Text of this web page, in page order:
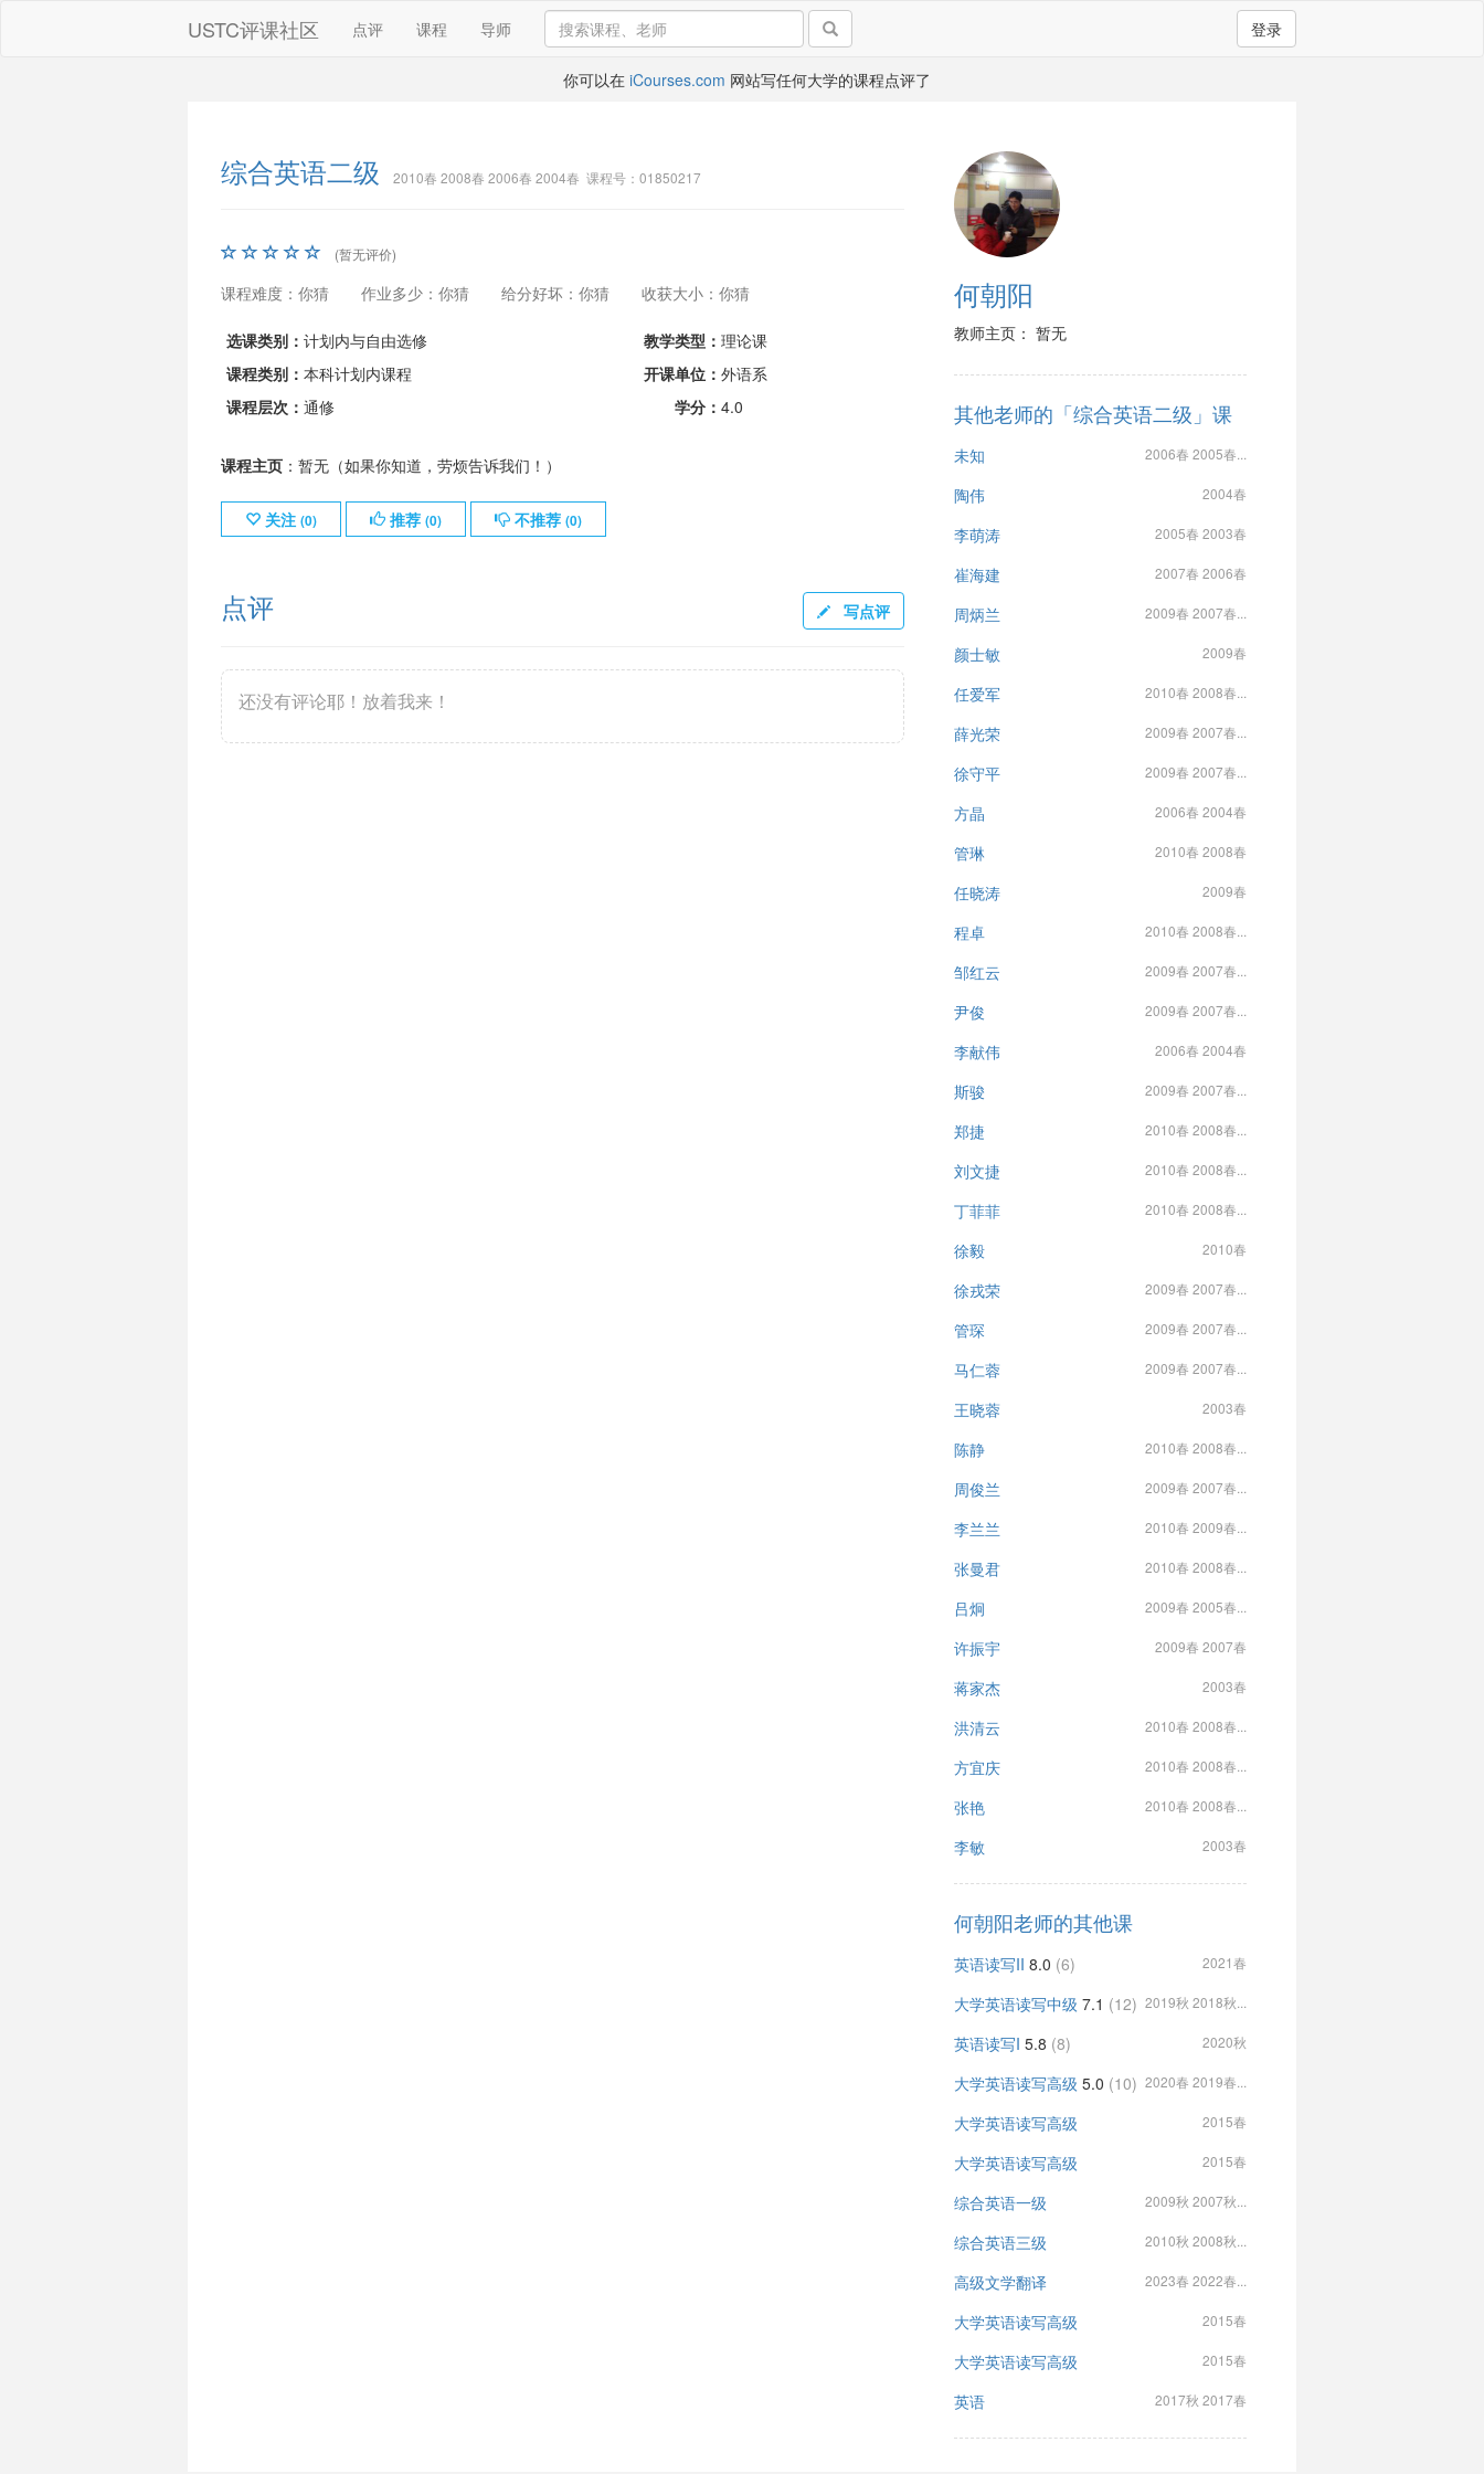
USTC评课社区 点评 课程 导师 登录
你可以在 iCourses.com 网站写任何大学的课程点评了
综合英语二级 2010春 2008春 2006春 2004春 课程号：01850217
(暂无评价)
课程难度：你猜 作业多少：你猜 给分好坏：你猜 收获大小：你猜
选课类别： 计划内与自由选修 教学类型： 理论课
课程类别： 本科计划内课程 开课单位： 外语系
课程层次： 通修 学分： 4.0
课程主页：暂无（如果你知道，劳烦告诉我们！）
关注 (0) 推荐 (0) 不推荐 (0)
点评 写点评
还没有评论耶！放着我来！
何朝阳
教师主页： 暂无
其他老师的「综合英语二级」课
未知 2006春 2005春...
陶伟 2004春
李萌涛 2005春 2003春
崔海建 2007春 2006春
周炳兰 2009春 2007春...
颜士敏 2009春
任爱军 2010春 2008春...
薛光荣 2009春 2007春...
徐守平 2009春 2007春...
方晶 2006春 2004春
管琳 2010春 2008春
任晓涛 2009春
程卓 2010春 2008春...
邹红云 2009春 2007春...
尹俊 2009春 2007春...
李献伟 2006春 2004春
斯骏 2009春 2007春...
郑捷 2010春 2008春...
刘文捷 2010春 2008春...
丁菲菲 2010春 2008春...
徐毅 2010春
徐戎荣 2009春 2007春...
管琛 2009春 2007春...
马仁蓉 2009春 2007春...
王晓蓉 2003春
陈静 2010春 2008春...
周俊兰 2009春 2007春...
李兰兰 2010春 2009春...
张曼君 2010春 2008春...
吕炯 2009春 2005春...
许振宇 2009春 2007春
蒋家杰 2003春
洪清云 2010春 2008春...
方宜庆 2010春 2008春...
张艳 2010春 2008春...
李敏 2003春
何朝阳老师的其他课
英语读写II 8.0 (6) 2021春
大学英语读写中级 7.1 (12) 2019秋 2018秋...
英语读写I 5.8 (8) 2020秋
大学英语读写高级 5.0 (10) 2020春 2019春...
大学英语读写高级 2015春
大学英语读写高级 2015春
综合英语一级 2009秋 2007秋...
综合英语三级 2010秋 2008秋...
高级文学翻译 2023春 2022春...
大学英语读写高级 2015春
大学英语读写高级 2015春
英语 2017秋 2017春